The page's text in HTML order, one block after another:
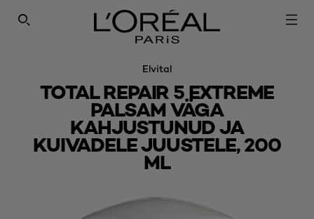
SEARCH THIS SITE
Elvital
TOTAL REPAIR 5 EXTREME
PALSAM VÄGA
KAHJUSTUNUD JA
KUIVADELE JUUSTELE, 200
ML